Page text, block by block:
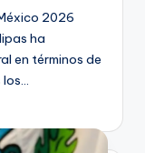
2026
ha
en términos de
los…